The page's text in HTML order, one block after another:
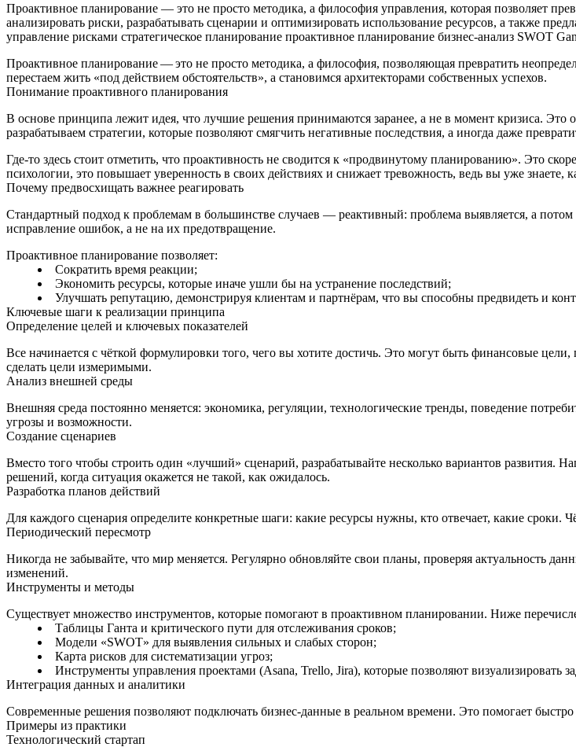
Проактивное планирование — это не просто методика, а философия управления, которая позволяет
анализировать риски, разрабатывать сценарии и оптимизировать использование ресурсов, а также
управление рисками стратегическое планирование проактивное планирование бизнес-анализ SWOT
Проактивное планирование — это не просто методика, а философия, позволяющая превратить
перестаем жить «под действием обстоятельств», а становимся архитекторами собственных успехов.
Понимание проактивного планирования
В основе принципа лежит идея, что лучшие решения принимаются заранее, а не в момент кризиса.
разрабатываем стратегии, которые позволяют смягчить негативные последствия, а иногда даже
Где-то здесь стоит отметить, что проактивность не сводится к «продвинутому планированию». Это
психологии, это повышает уверенность в своих действиях и снижает тревожность, ведь вы уже знаете,
Почему предвосхищать важнее реагировать
Стандартный подход к проблемам в большинстве случаев — реактивный: проблема выявляется, а
исправление ошибок, а не на их предотвращение.
Проактивное планирование позволяет:
Сократить время реакции;
Экономить ресурсы, которые иначе ушли бы на устранение последствий;
Улучшать репутацию, демонстрируя клиентам и партнёрам, что вы способны предвидеть и
Ключевые шаги к реализации принципа
Определение целей и ключевых показателей
Все начинается с чёткой формулировки того, чего вы хотите достичь. Это могут быть финансовые
сделать цели измеримыми.
Анализ внешней среды
Внешняя среда постоянно меняется: экономика, регуляции, технологические тренды, поведение
угрозы и возможности.
Создание сценариев
Вместо того чтобы строить один «лучший» сценарий, разрабатывайте несколько вариантов развития.
решений, когда ситуация окажется не такой, как ожидалось.
Разработка планов действий
Для каждого сценария определите конкретные шаги: какие ресурсы нужны, кто отвечает, какие сроки.
Периодический пересмотр
Никогда не забывайте, что мир меняется. Регулярно обновляйте свои планы, проверяя актуальность
изменений.
Инструменты и методы
Существует множество инструментов, которые помогают в проактивном планировании. Ниже
Таблицы Ганта и критического пути для отслеживания сроков;
Модели «SWOT» для выявления сильных и слабых сторон;
Карта рисков для систематизации угроз;
Инструменты управления проектами (Asana, Trello, Jira), которые позволяют визуализировать
Интеграция данных и аналитики
Современные решения позволяют подключать бизнес‑данные в реальном времени. Это помогает
Примеры из практики
Технологический стартап